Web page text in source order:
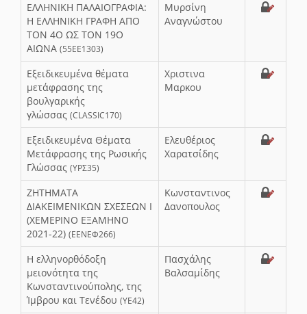
ΕΛΛΗΝΙΚΗ ΠΑΛΑΙΟΓΡΑΦΙΑ:
Η ΕΛΛΗΝΙΚΗ ΓΡΑΦΗ ΑΠΟ
ΤΟΝ 4Ο ΩΣ ΤΟΝ 19Ο
ΑΙΩΝΑ (55ΕΕ1303)
Μυρσίνη
Αναγνώστου
Εξειδικευμένα θέματα
μετάφρασης της
βουλγαρικής
γλώσσας (CLASSIC170)
Χριστινα
Μαρκου
Εξειδικευμένα Θέματα
Μετάφρασης της Ρωσικής
Γλώσσας (ΥΡΣ35)
Ελευθέριος
Χαρατσίδης
ΖΗΤΗΜΑΤΑ
ΔΙΑΚΕΙΜΕΝΙΚΩΝ ΣΧΕΣΕΩΝ Ι
(ΧΕΜΕΡΙΝΟ ΕΞΑΜΗΝΟ
2021-22) (ΕΕΝΕΦ266)
Κωνσταντινος
Δανοπουλος
Η ελληνορθόδοξη
μειονότητα της
Κωνσταντινούπολης, της
Ίμβρου και Τενέδου (ΥΕ42)
Πασχάλης
Βαλσαμίδης